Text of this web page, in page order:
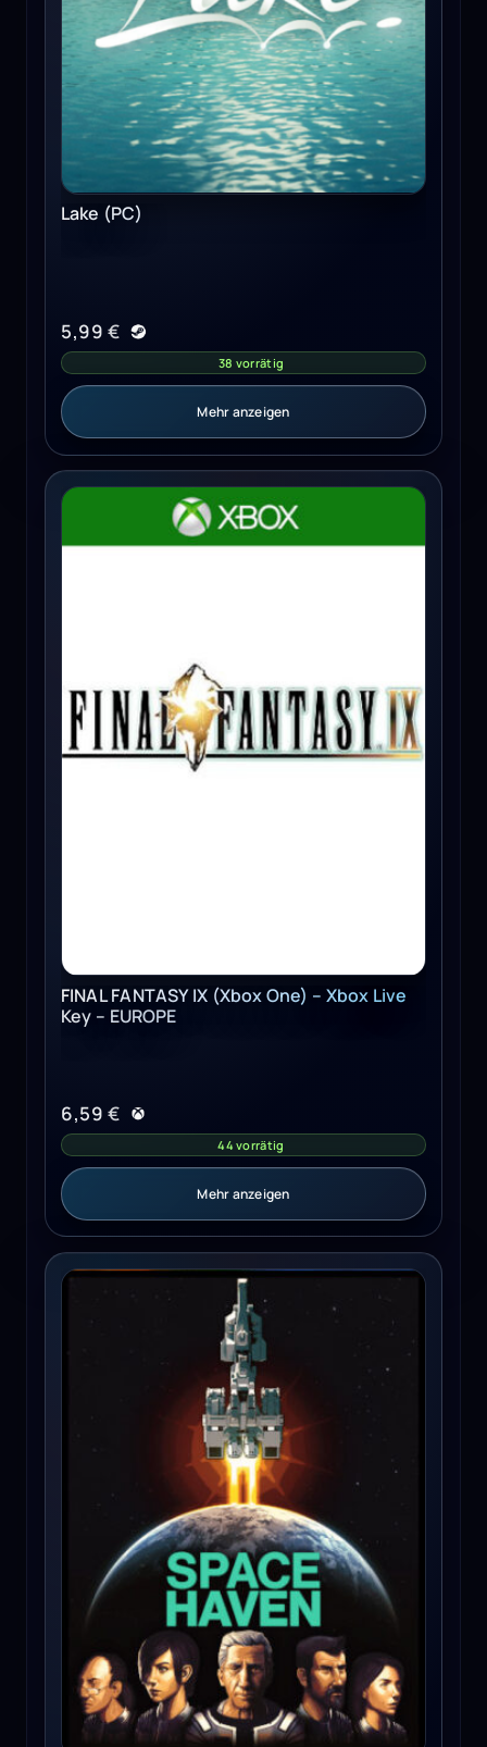
Lake (PC)
5,99 €
38 vorrätig
Mehr anzeigen
FINAL FANTASY IX (Xbox One) - Xbox Live Key - EUROPE
FINAL FANTASY IX (Xbox One) – Xbox Live
Key – EUROPE
6,59 €
44 vorrätig
Mehr anzeigen
Space Haven (PC) - Steam Key - GLOBAL